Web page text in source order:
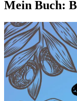
Mein Buch: